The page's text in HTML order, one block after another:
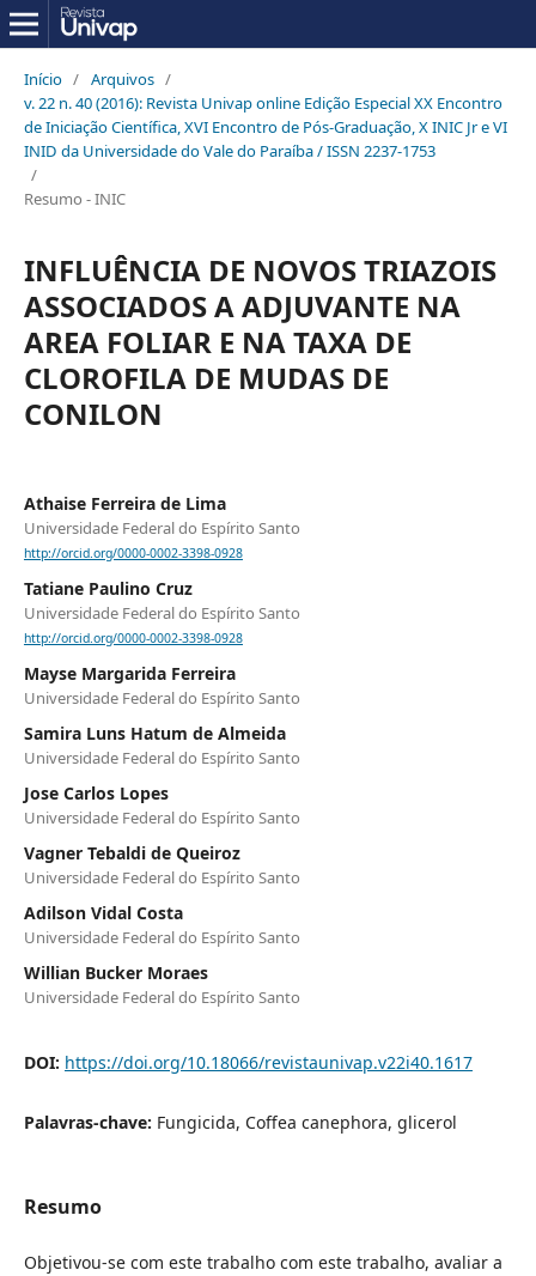
Início / Arquivos /
v. 22 n. 40 (2016): Revista Univap online Edição Especial XX Encontro
de Iniciação Científica, XVI Encontro de Pós-Graduação, X INIC Jr e VI
INID da Universidade do Vale do Paraíba / ISSN 2237-1753
/
Resumo - INIC
INFLUÊNCIA DE NOVOS TRIAZOIS
ASSOCIADOS A ADJUVANTE NA
AREA FOLIAR E NA TAXA DE
CLOROFILA DE MUDAS DE
CONILON
Athaise Ferreira de Lima
Universidade Federal do Espírito Santo
http://orcid.org/0000-0002-3398-0928
Tatiane Paulino Cruz
Universidade Federal do Espírito Santo
http://orcid.org/0000-0002-3398-0928
Mayse Margarida Ferreira
Universidade Federal do Espírito Santo
Samira Luns Hatum de Almeida
Universidade Federal do Espírito Santo
Jose Carlos Lopes
Universidade Federal do Espírito Santo
Vagner Tebaldi de Queiroz
Universidade Federal do Espírito Santo
Adilson Vidal Costa
Universidade Federal do Espírito Santo
Willian Bucker Moraes
Universidade Federal do Espírito Santo
DOI: https://doi.org/10.18066/revistaunivap.v22i40.1617
Palavras-chave: Fungicida, Coffea canephora, glicerol
Resumo
Objetivou-se com este trabalho com este trabalho, avaliar a